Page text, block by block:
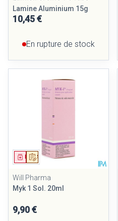
Lamine Aluminium 15g
10,45 €
En rupture de stock
Sur prescription
Médicament
Will Pharma
Myk 1 Sol. 20ml
9,90 €